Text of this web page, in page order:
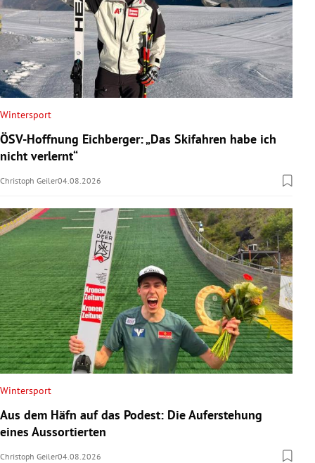
Wintersport
ÖSV-Hoffnung Eichberger: „Das Skifahren habe ich
nicht verlernt“
Christoph Geiler04.08.2026
Wintersport
Aus dem Häfn auf das Podest: Die Auferstehung
eines Aussortierten
Christoph Geiler04.08.2026